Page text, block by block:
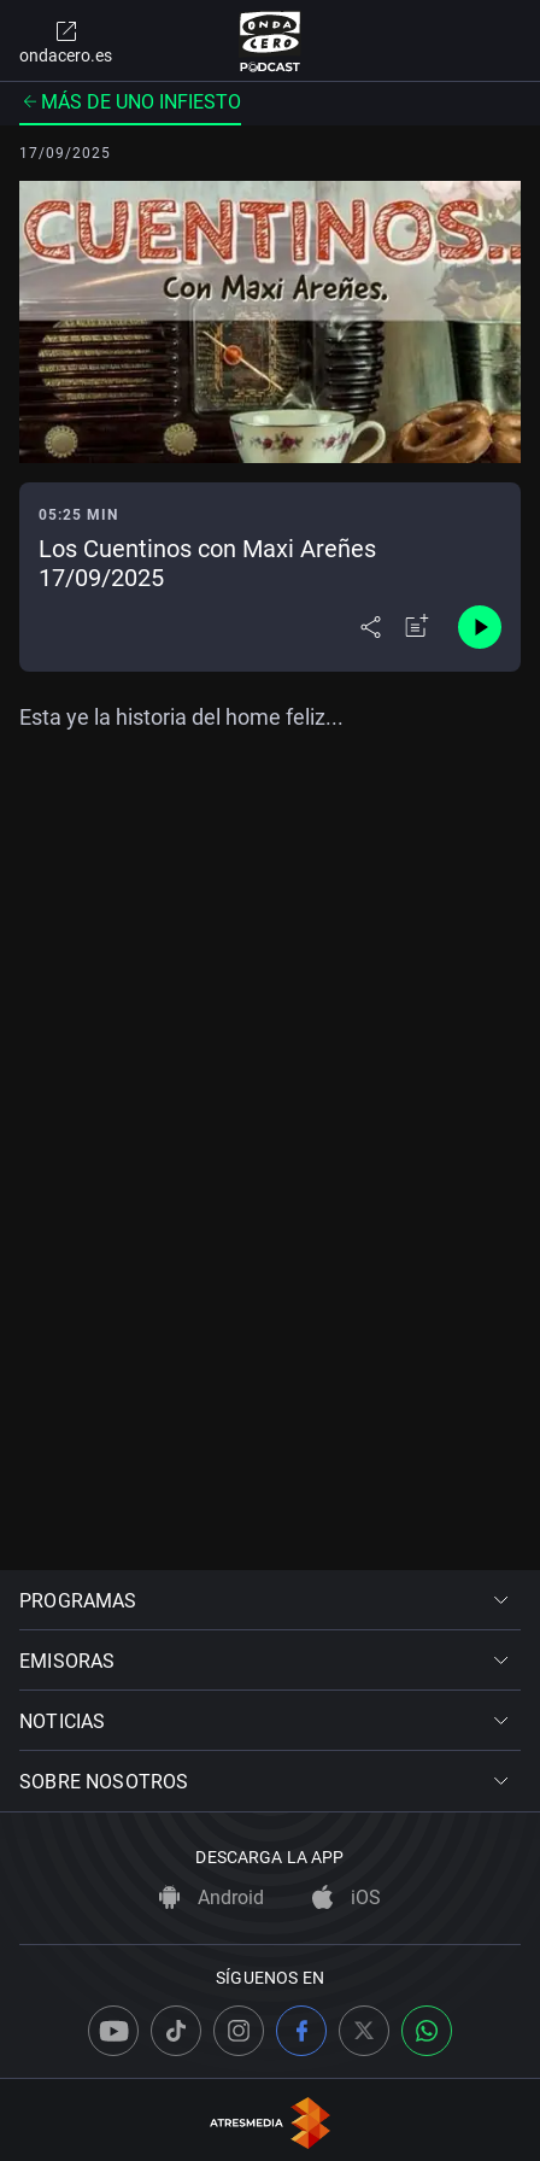
ondacero.es
MÁS DE UNO INFIESTO
17/09/2025
05:25 MIN
Los Cuentinos con Maxi Areñes
17/09/2025
Esta ye la historia del home feliz...
PROGRAMAS
EMISORAS
NOTICIAS
SOBRE NOSOTROS
DESCARGA LA APP
Android iOS
SÍGUENOS EN